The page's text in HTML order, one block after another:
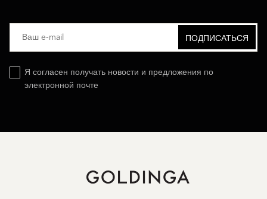
Я согласен получать новости и предложения по
электронной почте